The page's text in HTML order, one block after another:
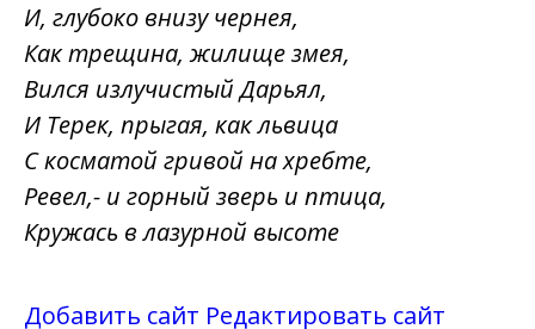
И, глубоко внизу чернея,
Как трещина, жилище змея,
Вился излучистый Дарьял,
И Терек, прыгая, как львица
С косматой гривой на хребте,
Ревел,- и горный зверь и птица,
Кружась в лазурной высоте
Добавить сайт Редактировать сайт